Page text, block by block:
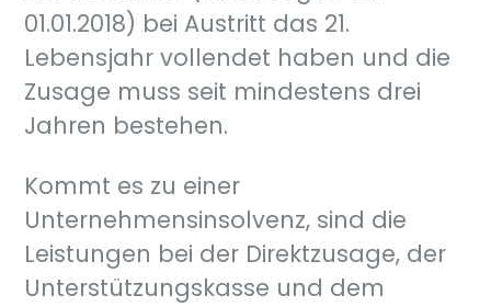
01.01.2018) bei Austritt das 21.
Lebensjahr vollendet haben und die
Zusage muss seit mindestens drei
Jahren bestehen.
Kommt es zu einer
Unternehmensinsolvenz, sind die
Leistungen bei der Direktzusage, der
Unterstützungskasse und dem